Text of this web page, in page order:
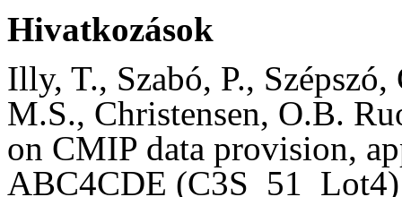
Hivatkozások
Illy, T., Szabó, P.,
M.S., Christensen, O.B.
on CMIP data provision,
ABC4CDE